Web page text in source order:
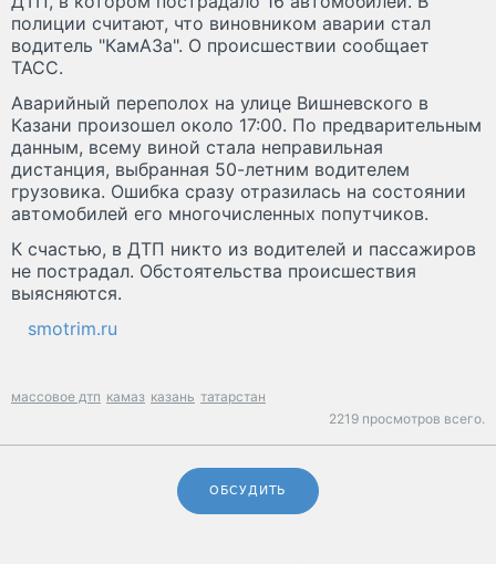
полиции считают, что виновником аварии стал
водитель "КамАЗа". О происшествии сообщает
ТАСС.
Аварийный переполох на улице Вишневского в
Казани произошел около 17:00. По предварительным
данным, всему виной стала неправильная
дистанция, выбранная 50-летним водителем
грузовика. Ошибка сразу отразилась на состоянии
автомобилей его многочисленных попутчиков.
К счастью, в ДТП никто из водителей и пассажиров
не пострадал. Обстоятельства происшествия
выясняются.
smotrim.ru
массовое дтп камаз казань татарстан
2219 просмотров всего.
ОБСУДИТЬ